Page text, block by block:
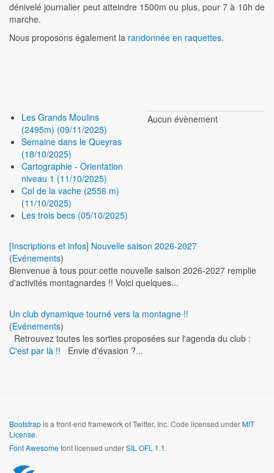
dénivelé journalier peut atteindre 1500m ou plus, pour 7 à 10h de
marche.
Nous proposons également la randonnée en raquettes.
Les Grands Moulins
(2495m) (09/11/2025)
Semaine dans le Queyras
(18/10/2025)
Cartographie - Orientation
niveau 1 (11/10/2025)
Col de la vache (2556 m)
(11/10/2025)
Les trois becs (05/10/2025)
Aucun évènement
[Inscriptions et infos] Nouvelle saison 2026-2027
(Evénements)
Bienvenue à tous pour cette nouvelle saison 2026-2027 remplie
d'activités montagnardes !! Voici quelques...
Un club dynamique tourné vers la montagne !!
(Evénements)
Retrouvez toutes les sorties proposées sur l'agenda du club :
C'est par là !! Envie d'évasion ?...
Bootstrapis a front-end framework of Twitter, Inc. Code licensed underMIT
License.
Font Awesomefont licensed underSIL OFL 1.1.